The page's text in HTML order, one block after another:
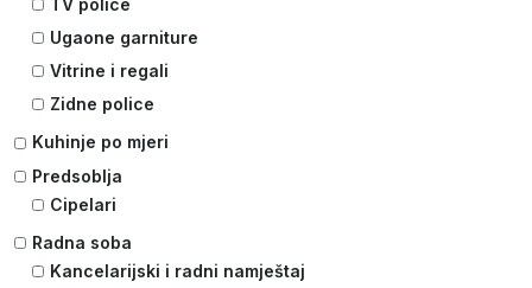
Ugaone garniture
Vitrine i regali
Zidne police
Kuhinje po mjeri
Predsoblja
Cipelari
Radna soba
Kancelarijski i radni namještaj